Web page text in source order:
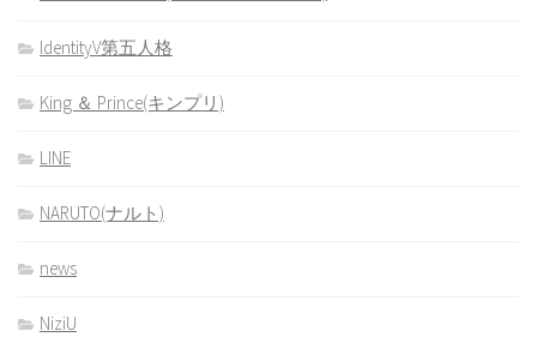
IdentityV第五人格
King ＆ Prince(キンプリ)
LINE
NARUTO(ナルト)
news
NiziU